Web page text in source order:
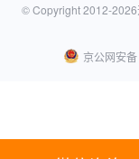
© Copyright 2012-2026
京公网安